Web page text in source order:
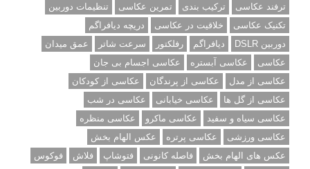
ترفند عکاسی
ترکیب بندی تمرین عکاسی
تنظیمات دوربین
تکنیک عکاسی
خلاقیت در عکاسی
دریچه دیافراگم
دوربین DSLR
دیافراگم رفلکتور سرعت شاتر
عمق میدان
عکاسی
عکاسی آبستره
عکاسی اجسام بی جان
عکاسی از مدل
عکاسی از پرندگان
عکاسی از کودکان
عکاسی از گل ها
عکاسی خیابانی
عکاسی در شب
عکاسی سیاه و سفید
عکاسی ماکرو
عکاسی منظره
عکاسی ورزشی
عکاسی پرتره
عکس الهام بخش
عکس های الهام بخش
فاصله کانونی فتوشاپ فلاش
فوکوس